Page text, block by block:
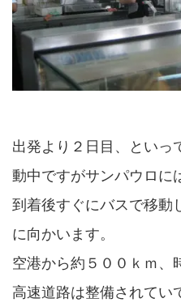
出発より２日目、といっ
動中ですがサンパウロに
到着後すぐにバスで移動
に向かいます。
空港から約５００ｋｍ、
高速道路は整備されてい